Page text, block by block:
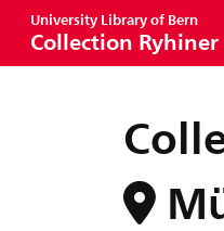
University Library of Bern
Collection Ryhiner